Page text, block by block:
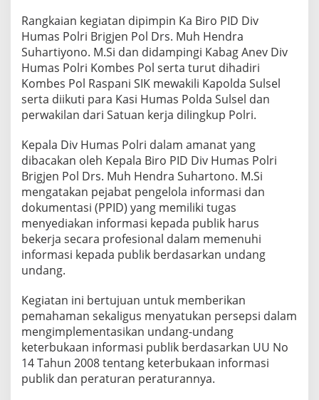
Rangkaian kegiatan dipimpin Ka Biro PID Div
Humas Polri Brigjen Pol Drs. Muh Hendra
Suhartiyono. M.Si dan didampingi Kabag Anev Div
Humas Polri Kombes Pol serta turut dihadiri
Kombes Pol Raspani SIK mewakili Kapolda Sulsel
serta diikuti para Kasi Humas Polda Sulsel dan
perwakilan dari Satuan kerja dilingkup Polri.
Kepala Div Humas Polri dalam amanat yang
dibacakan oleh Kepala Biro PID Div Humas Polri
Brigjen Pol Drs. Muh Hendra Suhartono. M.Si
mengatakan pejabat pengelola informasi dan
dokumentasi (PPID) yang memiliki tugas
menyediakan informasi kepada publik harus
bekerja secara profesional dalam memenuhi
informasi kepada publik berdasarkan undang
undang.
Kegiatan ini bertujuan untuk memberikan
pemahaman sekaligus menyatukan persepsi dalam
mengimplementasikan undang-undang
keterbukaan informasi publik berdasarkan UU No
14 Tahun 2008 tentang keterbukaan informasi
publik dan peraturan peraturannya.